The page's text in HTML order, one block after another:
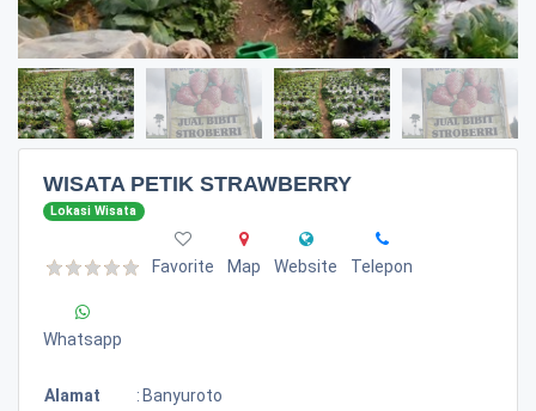
WISATA PETIK STRAWBERRY
Lokasi Wisata
Favorite Map Website Telepon
Whatsapp
Alamat : Banyuroto